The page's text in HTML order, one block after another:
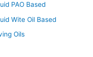
PAO Based
Wite Oil Based
Oils